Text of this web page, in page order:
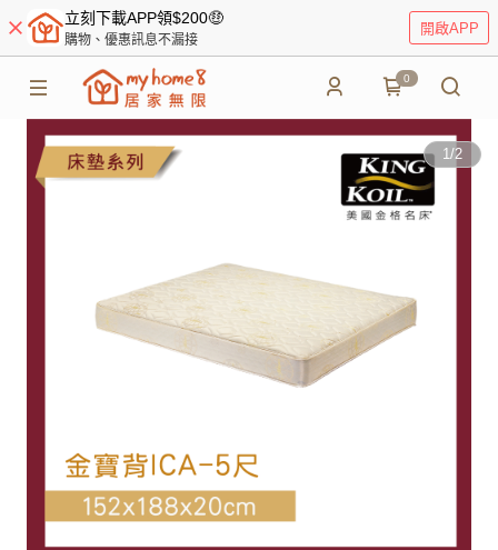
立刻下載APP領$200🤑
購物、優惠訊息不漏接
開啟APP
0
1/2